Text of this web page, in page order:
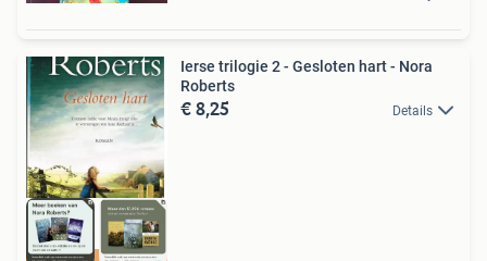
Ierse trilogie 2 - Gesloten hart - Nora
Roberts
€ 8,25 Details